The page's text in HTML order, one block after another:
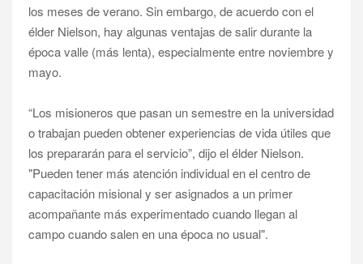
los meses de verano. Sin embargo, de acuerdo con el
élder Nielson, hay algunas ventajas de salir durante la
época valle (más lenta), especialmente entre noviembre y
mayo.
“Los misioneros que pasan un semestre en la universidad
o trabajan pueden obtener experiencias de vida útiles que
los prepararán para el servicio”, dijo el élder Nielson.
"Pueden tener más atención individual en el centro de
capacitación misional y ser asignados a un primer
acompañante más experimentado cuando llegan al
campo cuando salen en una época no usual".